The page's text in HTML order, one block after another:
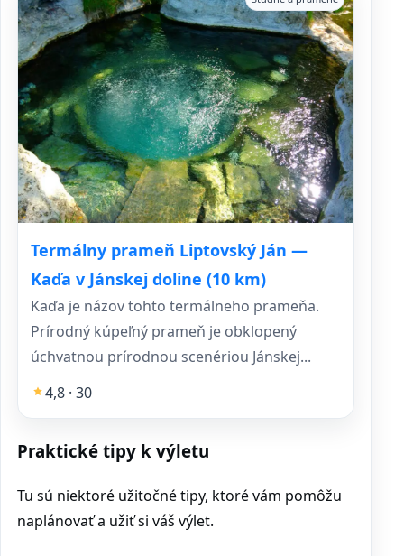
Termálny prameň Liptovský Ján —
Kaďa v Jánskej doline (10 km)
Kaďa je názov tohto termálneho prameňa.
Prírodný kúpeľný prameň je obklopený
úchvatnou prírodnou scenériou Jánskej...
4,8 · 30
Praktické tipy k výletu
Tu sú niektoré užitočné tipy, ktoré vám pomôžu
naplánovať a užiť si váš výlet.